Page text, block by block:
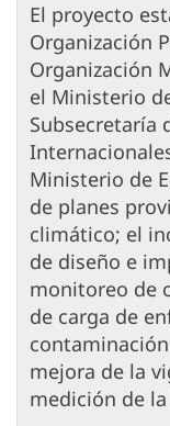
El proyecto
Organización
Organización
el Ministerio
Subsecretaría
Ministerio de
de planes
climático; el
de diseño e
monitoreo de
de carga de
mejora de la
medición de